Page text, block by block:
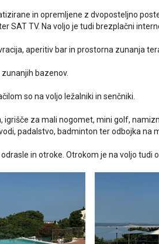
in opremljene z dvoposteljno
SAT TV. Na voljo je tudi brezplačni
aperitiv bar in prostorna zunanja
bazenov.
so na voljo ležalniki in senčniki.
igrišče za mali nogomet, mini golf,
padalstvo, badminton ter odbojka na
in otroke. Otrokom je na voljo tudi